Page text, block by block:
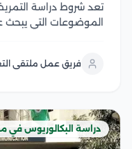
تعد شروط دراسة
الموضوعات التي يبحث
باعتراف واسع في
فريق عمل ملتقى
دراسة البكالوريوس في